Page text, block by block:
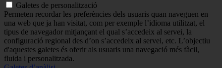
Galetes de personalització
Permeten recordar les preferències dels usuaris quan naveguen en
una web que ja han visitat, com per exemple l’idioma utilitzat, el
tipus de navegador mitjançant el qual s’accedeix al servei, la
configuració regional des d’on s’accedeix al servei, etc. L’objectiu
d'aquestes galetes és oferir als usuaris una navegació més fàcil,
fluida i personalitzada.